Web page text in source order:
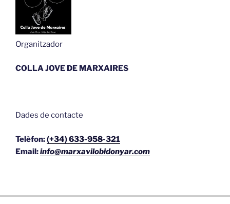
Organitzador
COLLA JOVE DE MARXAIRES
Dades de contacte
Telèfon:(+34) 633-958-321
Email:info@marxavilobidonyar.com